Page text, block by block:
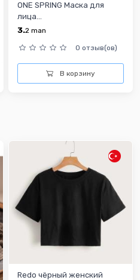
ONE SPRING Маска для
лица...
3.2 man
0 отзыв(ов)
В корзину
Redo чёрный женский